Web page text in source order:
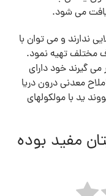
یافت می شود.
ندارند و می توان با
مختلف تهیه نمود.
می گیرند خود دارای
معدنی درون دریا
ید با مولکولهای
مفید بوده